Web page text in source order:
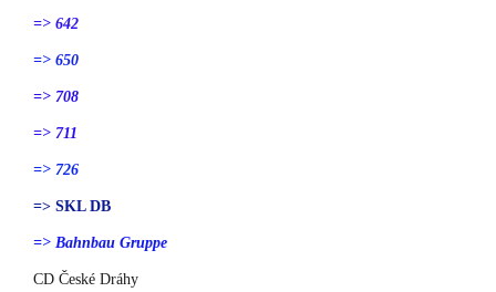
=> 642
=> 650
=> 708
=> 711
=> 726
=> SKL DB
=> Bahnbau Gruppe
CD České Dráhy